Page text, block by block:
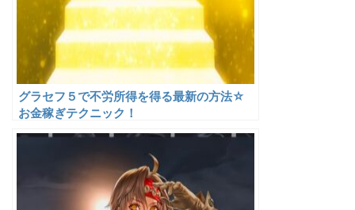
グラセフ５で不労所得を得る最新の方法☆
お金稼ぎテクニック！